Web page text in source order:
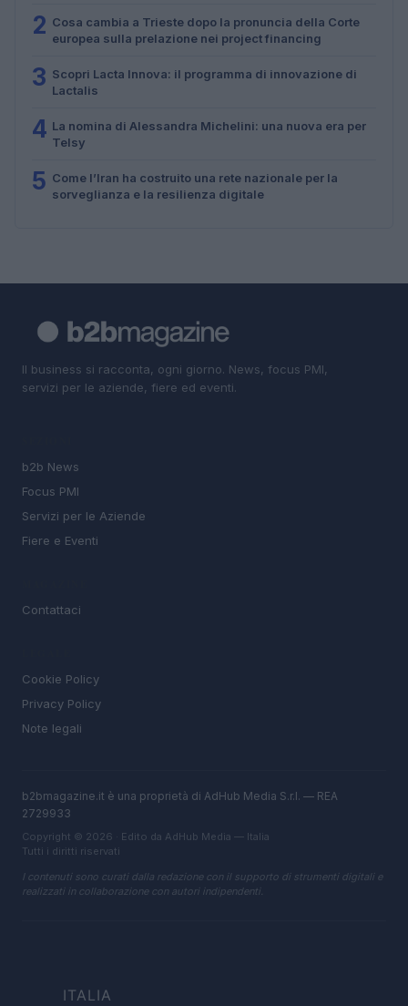
2 Cosa cambia a Trieste dopo la pronuncia della Corte
europea sulla prelazione nei project financing
3 Scopri Lacta Innova: il programma di innovazione di
Lactalis
4 La nomina di Alessandra Michelini: una nuova era per
Telsy
5 Come l’Iran ha costruito una rete nazionale per la
sorveglianza e la resilienza digitale
Il business si racconta, ogni giorno. News, focus PMI,
servizi per le aziende, fiere ed eventi.
b2b News
Focus PMI
Servizi per le Aziende
Fiere e Eventi
Contattaci
Cookie Policy
Privacy Policy
Note legali
b2bmagazine.it è una proprietà di AdHub Media S.r.l. — REA
2729933
Copyright © 2026 · Edito da AdHub Media — Italia
Tutti i diritti riservati
I contenuti sono curati dalla redazione con il supporto di strumenti digitali e
realizzati in collaborazione con autori indipendenti.
ITALIA